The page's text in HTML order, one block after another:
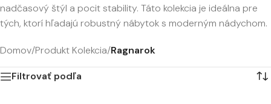
nadčasový štýl a pocit stability. Táto kolekcia je ideálna pre
tých, ktorí hľadajú robustný nábytok s moderným nádychom.
Domov/Produkt Kolekcia/Ragnarok
Filtrovať podľa